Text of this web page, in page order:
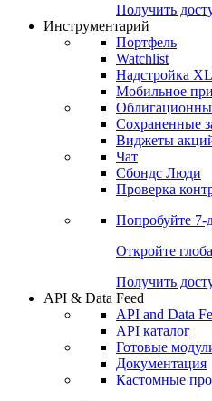
Получить
Инструментарий
Портфель
Watchlist
Надстройка
Мобильное
Сохраненные
Виджеты
Чат
Сбондс Люди
Проверка
Попробуйте 7-
Откройте
Получить
API & Data Feed
API and Data
API каталог
Готовые
Документация
Кастомные